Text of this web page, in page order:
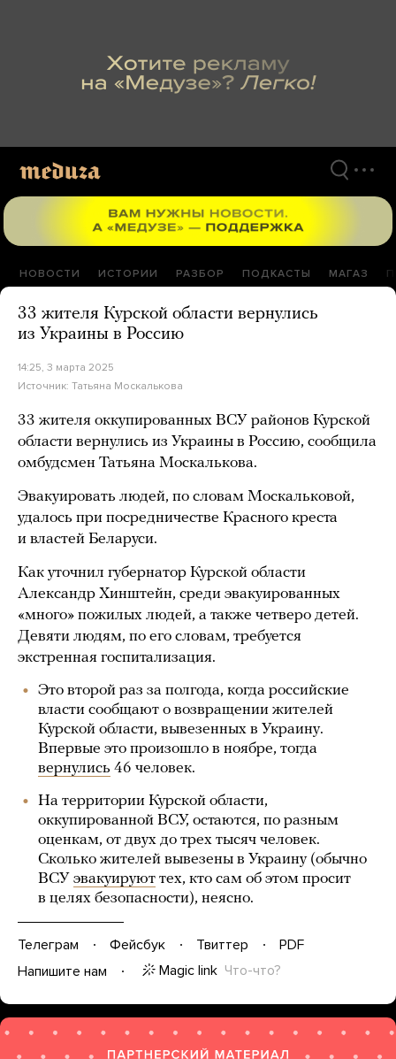
НОВОСТИ ИСТОРИИ РАЗБОР ПОДКАСТЫ МАГАЗ
33 жителя Курской области вернулись
из Украины в Россию
14:25, 3 марта 2025
Источник: Татьяна Москалькова
33 жителя оккупированных ВСУ районов Курской
области вернулись из Украины в Россию, сообщила
омбудсмен Татьяна Москалькова.
Эвакуировать людей, по словам Москальковой,
удалось при посредничестве Красного креста
и властей Беларуси.
Как уточнил губернатор Курской области
Александр Хинштейн, среди эвакуированных
«много» пожилых людей, а также четверо детей.
Девяти людям, по его словам, требуется
экстренная госпитализация.
Это второй раз за полгода, когда российские
власти сообщают о возвращении жителей
Курской области, вывезенных в Украину.
Впервые это произошло в ноябре, тогда
вернулись 46 человек.
На территории Курской области,
оккупированной ВСУ, остаются, по разным
оценкам, от двух до трех тысяч человек.
Сколько жителей вывезены в Украину (обычно
ВСУ эвакуируют тех, кто сам об этом просит
в целях безопасности), неясно.
Телеграм Фейсбук Твиттер
PDF
Напишите нам
Magic link Что-что?